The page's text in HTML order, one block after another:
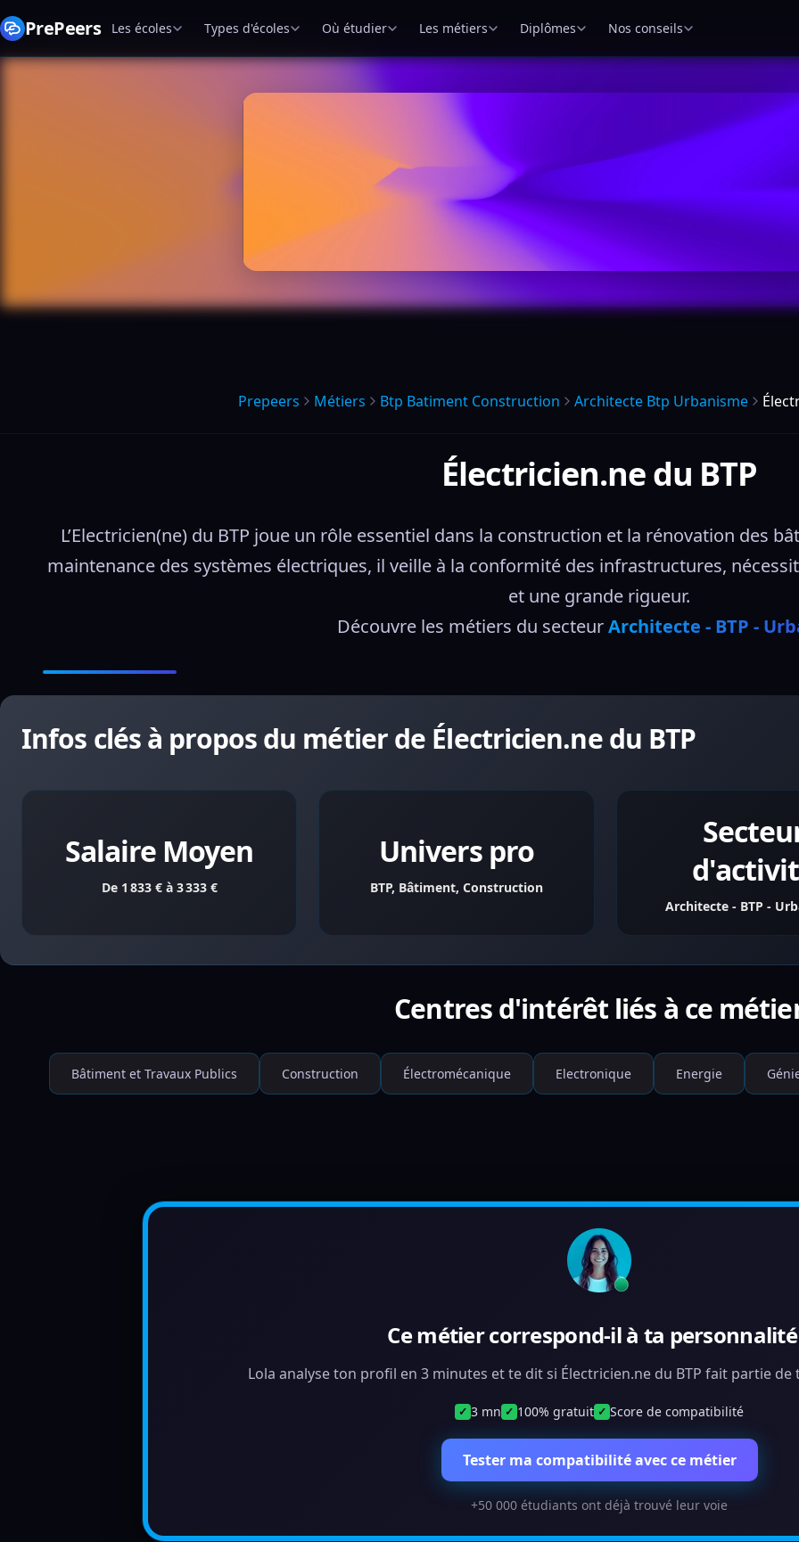
PrePeers Les écoles Types d'écoles Où étudier Les métiers Diplômes Nos conseils
Prepeers Métiers Btp Batiment Construction Architecte Btp Urbanisme
Électricien.ne du BTP
L’Electricien(ne) du BTP joue un rôle essentiel dans la construction et la rénovation des
maintenance des systèmes électriques, il veille à la conformité des infrastructures,
et une grande rigueur.
Découvre les métiers du secteur Architecte - BTP -
Infos clés à propos du métier de Électricien.ne du BTP
Salaire Moyen
De 1 833 € à 3 333 €
Univers pro
BTP, Bâtiment, Construction
Architecte - BTP -
Centres d'intérêt liés à ce
Bâtiment et Travaux Publics Construction Électromécanique Electronique Energie
Ce métier correspond-il à ta personnalité
Lola analyse ton profil en 3 minutes et te dit si Électricien.ne du BTP fait partie de
✓ 3 mn ✓ 100% gratuit ✓ Score de compatibilité
Tester ma compatibilité avec ce métier
+50 000 étudiants ont déjà trouvé leur voie